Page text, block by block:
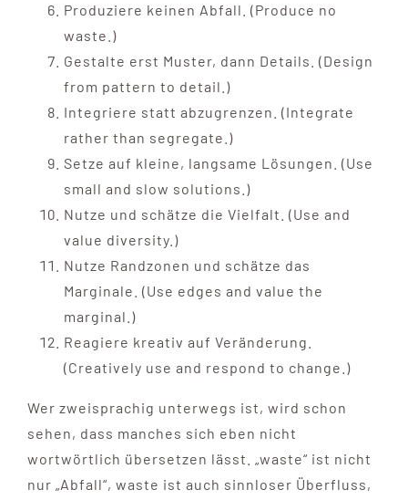
Produziere keinen Abfall. (Produce no
waste.)
Gestalte erst Muster, dann Details. (Design
from pattern to detail.)
Integriere statt abzugrenzen. (Integrate
rather than segregate.)
Setze auf kleine, langsame Lösungen. (Use
small and slow solutions.)
Nutze und schätze die Vielfalt. (Use and
value diversity.)
Nutze Randzonen und schätze das
Marginale. (Use edges and value the
marginal.)
Reagiere kreativ auf Veränderung.
(Creatively use and respond to change.)
Wer zweisprachig unterwegs ist, wird schon
sehen, dass manches sich eben nicht
wortwörtlich übersetzen lässt. „waste“ ist nicht
nur „Abfall“, waste ist auch sinnloser Überfluss,